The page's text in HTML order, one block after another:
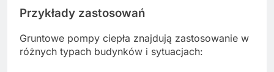
Przykłady zastosowań
Gruntowe pompy ciepła znajdują zastosowanie w
różnych typach budynków i sytuacjach: